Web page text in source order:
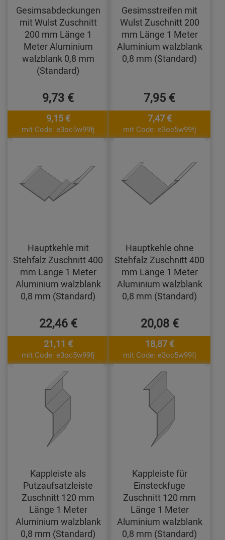
Gesimsabdeckungen
mit Wulst Zuschnitt
200 mm Länge 1
Meter Aluminium
walzblank 0,8 mm
(Standard)
9,73 €
9,15 €
mit Code: e3oc5w99fj
Gesimsstreifen mit
Wulst Zuschnitt 200
mm Länge 1 Meter
Aluminium walzblank
0,8 mm (Standard)
7,95 €
7,47 €
mit Code: e3oc5w99fj
Hauptkehle mit
Stehfalz Zuschnitt 400
mm Länge 1 Meter
Aluminium walzblank
0,8 mm (Standard)
22,46 €
21,11 €
mit Code: e3oc5w99fj
Hauptkehle ohne
Stehfalz Zuschnitt 400
mm Länge 1 Meter
Aluminium walzblank
0,8 mm (Standard)
20,08 €
18,87 €
mit Code: e3oc5w99fj
Kappleiste als
Putzaufsatzleiste
Zuschnitt 120 mm
Länge 1 Meter
Aluminium walzblank
0,8 mm (Standard)
Kappleiste für
Einsteckfuge
Zuschnitt 120 mm
Länge 1 Meter
Aluminium walzblank
0,8 mm (Standard)